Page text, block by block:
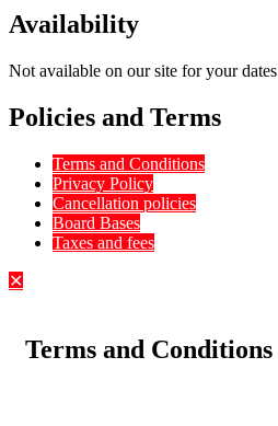
Availability
Not available on our site for your dates
Policies and Terms
Terms and Conditions
Privacy Policy
Cancellation policies
Board Bases
Taxes and fees
✕
Terms and Conditions